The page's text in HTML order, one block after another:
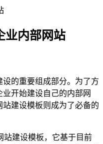
业内部网站
的重要组成部分。为了方
开始建设自己的内部网
建设模板则成为了必备的
站建设模板，它基于目前